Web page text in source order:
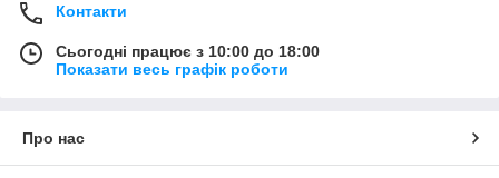
Контакти
Сьогодні працює з 10:00 до 18:00
Показати весь графік роботи
Про нас